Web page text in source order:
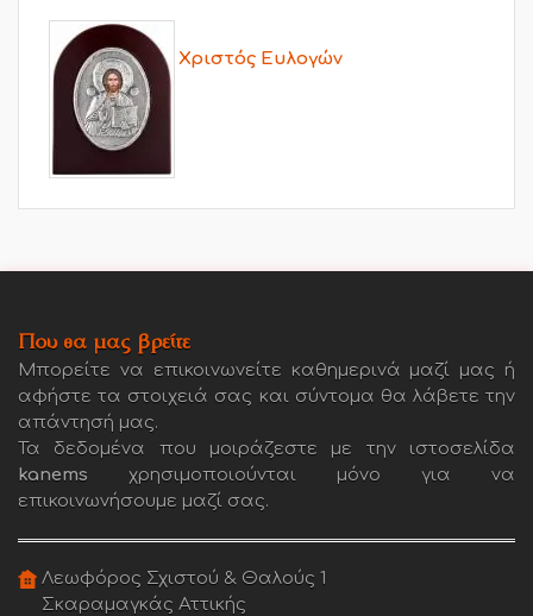
Χριστός Ευλογών
Που θα μας βρείτε
Μπορείτε να επικοινωνείτε καθημερινά μαζί μας ή
αφήστε τα στοιχειά σας και σύντομα θα λάβετε την
απάντησή μας.
Τα δεδομένα που μοιράζεστε με την ιστοσελίδα
kanems χρησιμοποιούνται μόνο για να
επικοινωνήσουμε μαζί σας.
Λεωφόρος Σχιστού & Θαλούς 1
Σκαραμαγκάς Αττικής